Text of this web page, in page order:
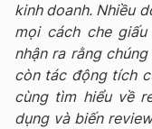
kinh doanh. Nhiều
mọi cách che
nhận ra rằng
còn tác động tích
cùng tìm hiểu về
dụng và biến